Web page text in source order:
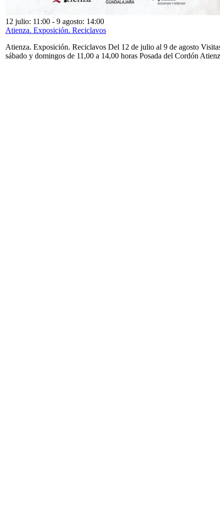
12 julio: 11:00 - 9 agosto: 14:00
Atienza. Exposición. Reciclavos
Atienza. Exposición. Reciclavos Del 12 de julio al 9 de agosto
sábado y domingos de 11,00 a 14,00 horas Posada del Cordón